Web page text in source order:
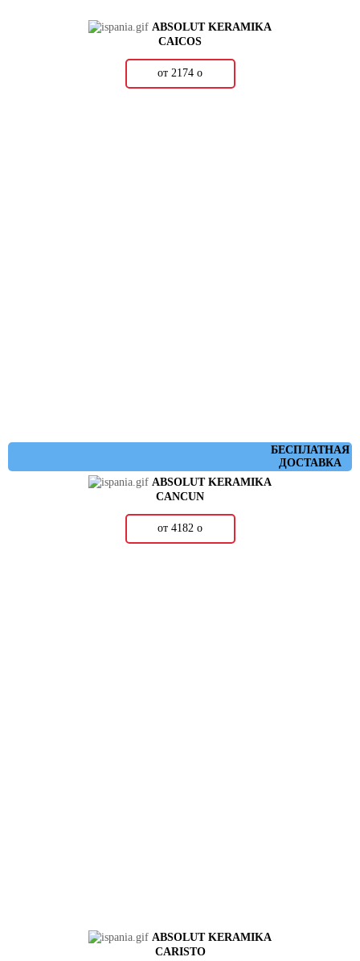
ABSOLUT KERAMIKA
CAICOS
от 2174 о
БЕСПЛАТНАЯ
ДОСТАВКА
ABSOLUT KERAMIKA
CANCUN
от 4182 о
ABSOLUT KERAMIKA
CARISTO